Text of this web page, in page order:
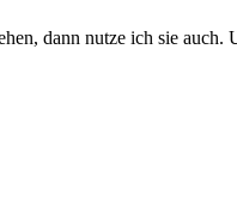
dann nutze ich sie